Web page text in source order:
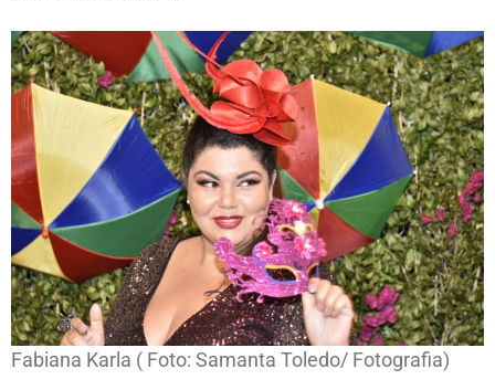
Fabiana Karla ( Foto: Samanta Toledo/ Fotografia)